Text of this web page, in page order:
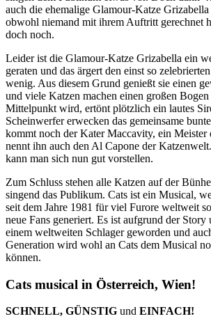
auch die ehemalige Glamour-Katze
obwohl niemand mit ihrem Auftritt gerechnet
doch noch.
Leider ist die Glamour-Katze Grizabella ein
geraten und das ärgert den einst so
wenig. Aus diesem Grund genießt sie einen
und viele Katzen machen einen großen
Mittelpunkt wird, ertönt plötzlich ein lautes
Scheinwerfer erwecken das gemeinsame
kommt noch der Kater Maccavity, ein Meister
nennt ihn auch den Al Capone der
kann man sich nun gut vorstellen.
Zum Schluss stehen alle Katzen auf der
singend das Publikum. Cats ist ein Musical,
seit dem Jahre 1981 für viel Furore weltweit
neue Fans generiert. Es ist aufgrund der
einem weltweiten Schlager geworden und
Generation wird wohl an Cats dem Musical
können.
Cats musical in Österreich, Wien!
SCHNELL, GÜNSTIG und EINFACH!